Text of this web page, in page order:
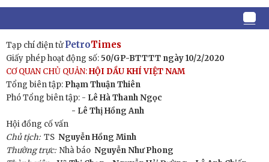
Tạp chí điện tửPetroTimes
Giấy phép hoạt động số: 50/GP-BTTTT ngày 10/2/2020
CƠ QUAN CHỦ QUẢN:HỘI DẦU KHÍ VIỆT NAM
Tổng biên tập: Phạm Thuận Thiên
Phó Tổng biên tập: - Lê Hà Thanh Ngọc
- Lê Thị Hồng Anh
Hội đồng cố vấn
Chủ tịch:TS Nguyễn Hồng Minh
Thường trực: Nhà báo Nguyễn Như Phong